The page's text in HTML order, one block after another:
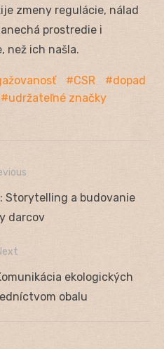
zmeny regulácie, nálad
prostredie i
než ich našla.
CSR
dopad
udržateľné značky
Storytelling a budovanie
darcov
ekologických
obalu